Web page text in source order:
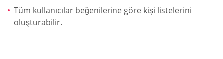
Tüm kullanıcılar beğenilerine göre kişi listelerini
oluşturabilir.